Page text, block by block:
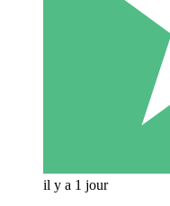
il y a 1 jour